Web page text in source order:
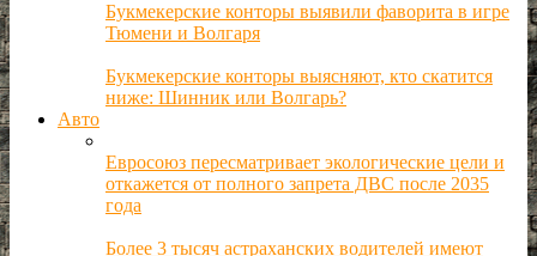
Букмекерские конторы выявили фаворита в игре
Тюмени и Волгаря
Букмекерские конторы выясняют, кто скатится
ниже: Шинник или Волгарь?
Авто
Евросоюз пересматривает экологические цели и
откажется от полного запрета ДВС после 2035
года
Более 3 тысяч астраханских водителей имеют